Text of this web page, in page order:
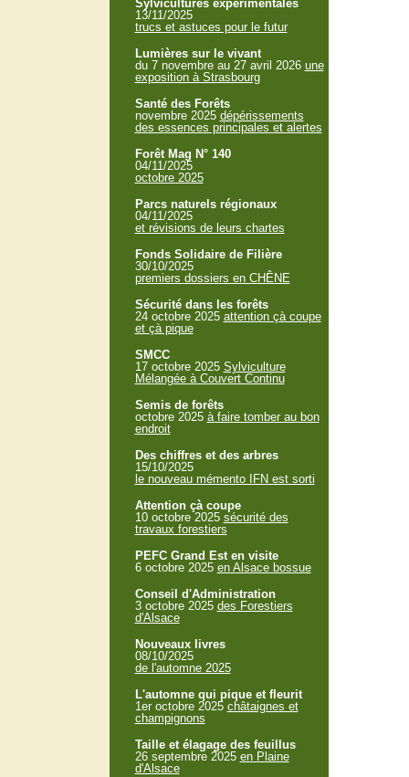
Sylvicultures expérimentales
13/11/2025
trucs et astuces pour le futur
Lumières sur le vivant
du 7 novembre au 27 avril 2026 une
exposition à Strasbourg
Santé des Forêts
novembre 2025 dépérissements
des essences principales et alertes
Forêt Mag N° 140
04/11/2025
octobre 2025
Parcs naturels régionaux
04/11/2025
et révisions de leurs chartes
Fonds Solidaire de Filière
30/10/2025
premiers dossiers en CHÊNE
Sécurité dans les forêts
24 octobre 2025 attention çà coupe
et çà pique
SMCC
17 octobre 2025 Sylviculture
Mélangée à Couvert Continu
Semis de forêts
octobre 2025 à faire tomber au bon
endroit
Des chiffres et des arbres
15/10/2025
le nouveau mémento IFN est sorti
Attention çà coupe
10 octobre 2025 sécurité des
travaux forestiers
PEFC Grand Est en visite
6 octobre 2025 en Alsace bossue
Conseil d'Administration
3 octobre 2025 des Forestiers
d'Alsace
Nouveaux livres
08/10/2025
de l'automne 2025
L'automne qui pique et fleurit
1er octobre 2025 châtaignes et
champignons
Taille et élagage des feuillus
26 septembre 2025 en Plaine
d'Alsace